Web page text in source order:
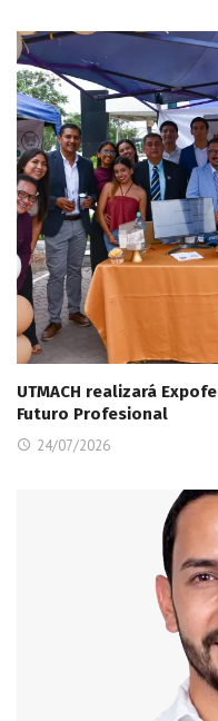
UTMACH realizará
Futuro Profesional
24/07/2026